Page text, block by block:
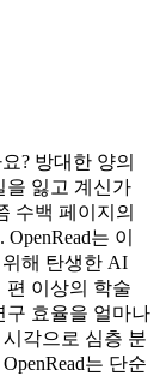
? 방대한 양의
을 잃고 계신가
수백 페이지의
는 이
해 탄생한 AI
편 이상의 학술
구 효율을 얼마나
각으로 심층 분
는 단순